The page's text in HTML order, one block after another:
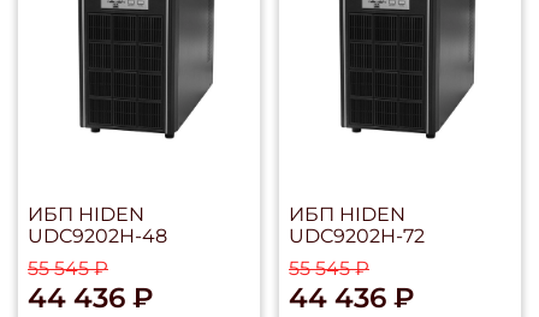
ИБП HIDEN
UDC9202H-48
55 545 ₽
44 436 ₽
ИБП HIDEN
UDC9202H-72
55 545 ₽
44 436 ₽